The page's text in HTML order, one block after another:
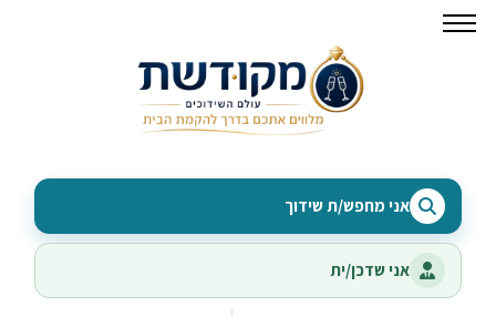
אני מחפש/ת שידוך
אני שדכן/ית